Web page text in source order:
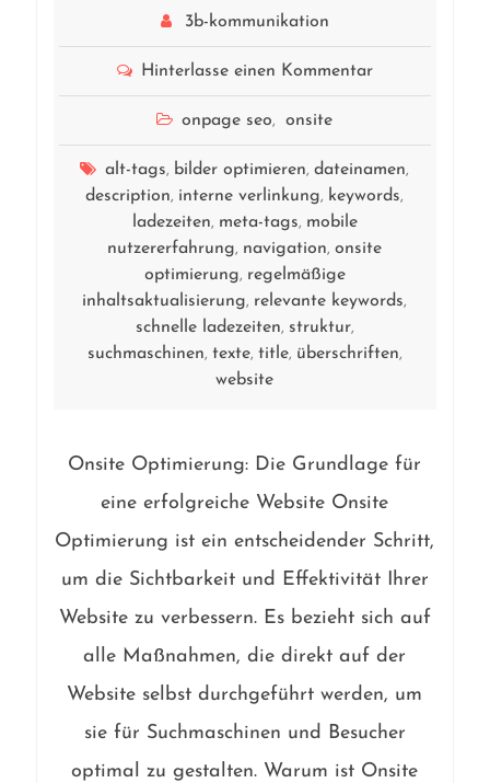
3b-kommunikation
Hinterlasse einen Kommentar
onpage seo, onsite
alt-tags, bilder optimieren,dateinamen,
description, interne verlinkung, keywords,
ladezeiten, meta-tags, mobile
nutzererfahrung, navigation,onsite
optimierung, regelmäßige
inhaltsaktualisierung, relevante keywords,
schnelle ladezeiten, struktur,
suchmaschinen, texte, title, überschriften,
website
Onsite Optimierung: Die Grundlage für
eine erfolgreiche Website Onsite
Optimierung ist ein entscheidender Schritt,
um die Sichtbarkeit und Effektivität Ihrer
Website zu verbessern. Es bezieht sich auf
alle Maßnahmen, die direkt auf der
Website selbst durchgeführt werden, um
sie für Suchmaschinen und Besucher
optimal zu gestalten. Warum ist Onsite